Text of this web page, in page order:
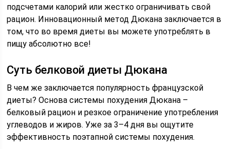
подсчетами калорий или жестко ограничивать свой
рацион. Инновационный метод Дюкана заключается в
том, что во время диеты вы можете употреблять в
пищу абсолютно все!
Суть белковой диеты Дюкана
В чем же заключается популярность французской
диеты? Основа системы похудения Дюкана –
белковый рацион и резкое ограничение употребления
углеводов и жиров. Уже за 3–4 дня вы ощутите
эффективность поэтапной системы похудения.